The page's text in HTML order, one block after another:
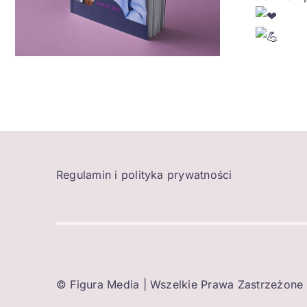
Regulamin i polityka prywatności
© Figura Media | Wszelkie Prawa Zastrzeżone